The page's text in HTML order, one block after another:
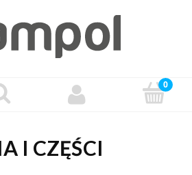
I CZĘŚCI